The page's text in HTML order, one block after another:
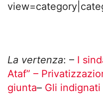
La vertenza: – I
Ataf” –
giunta– Gli